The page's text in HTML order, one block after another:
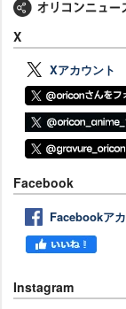
X
Xアカウント
Facebook
Facebookア
Instagram